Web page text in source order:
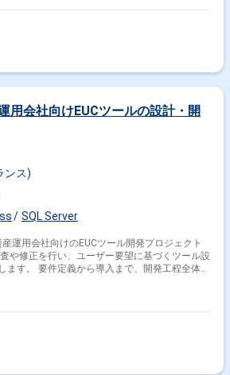
用会社向けEUCツールの設計・開
ンス)
SQL Server
開発工程全体に
Access VBA、